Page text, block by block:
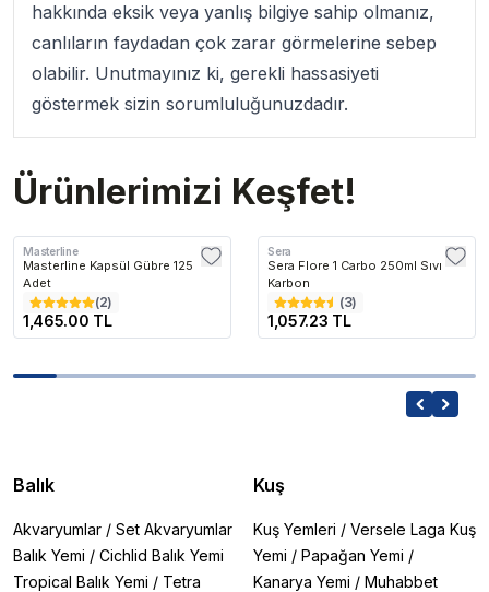
hakkında eksik veya yanlış bilgiye sahip olmanız,
canlıların faydadan çok zarar görmelerine sebep
olabilir. Unutmayınız ki, gerekli hassasiyeti
göstermek sizin sorumluluğunuzdadır.
Ürünlerimizi Keşfet!
Masterline
Masterline Kapsül Gübre 125
Adet
(2)
1,465.00 TL
Sera
Sera Flore 1 Carbo 250ml Sıvı
Karbon
(3)
1,057.23 TL
Balık
Akvaryumlar / Set Akvaryumlar
Balık Yemi / Cichlid Balık Yemi
Tropical Balık Yemi / Tetra
Kuş
Kuş Yemleri / Versele Laga Kuş
Yemi / Papağan Yemi /
Kanarya Yemi / Muhabbet